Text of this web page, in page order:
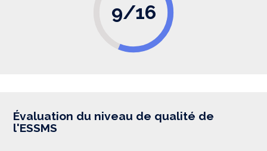
9/16
Évaluation du niveau de qualité de
l'ESSMS